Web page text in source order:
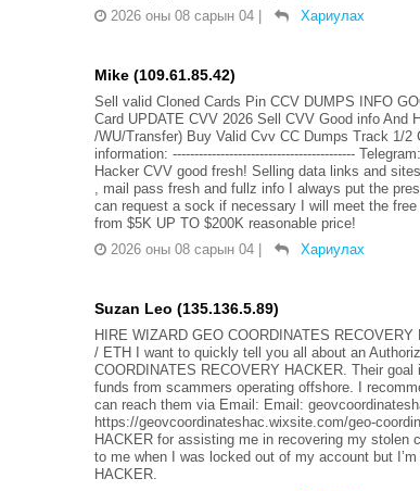
2026 оны 08 сарын 04
Хариулах
Mike (109.61.85.42)
Sell valid Cloned Cards Pin CCV DUMPS INFO
Card UPDATE CVV 2026 Sell CVV Good info And
/WU/Transfer) Buy Valid Cvv CC Dumps Track 1/
information: ------------------------------------------
Hacker CVV good fresh! Selling data links and
, mail pass fresh and fullz info I always put the
can request a sock if necessary I will meet the
from $5K UP TO $200K reasonable price!
2026 оны 08 сарын 04
Хариулах
Suzan Leo (135.136.5.89)
HIRE WIZARD GEO COORDINATES
/ ETH I want to quickly tell you all about an
COORDINATES RECOVERY HACKER. Their
funds from scammers operating offshore. I
can reach them via Email: Email:
https://geovcoordinateshac.wixsite.com/geo-
HACKER for assisting me in recovering my stolen
to me when I was locked out of my account but
HACKER.